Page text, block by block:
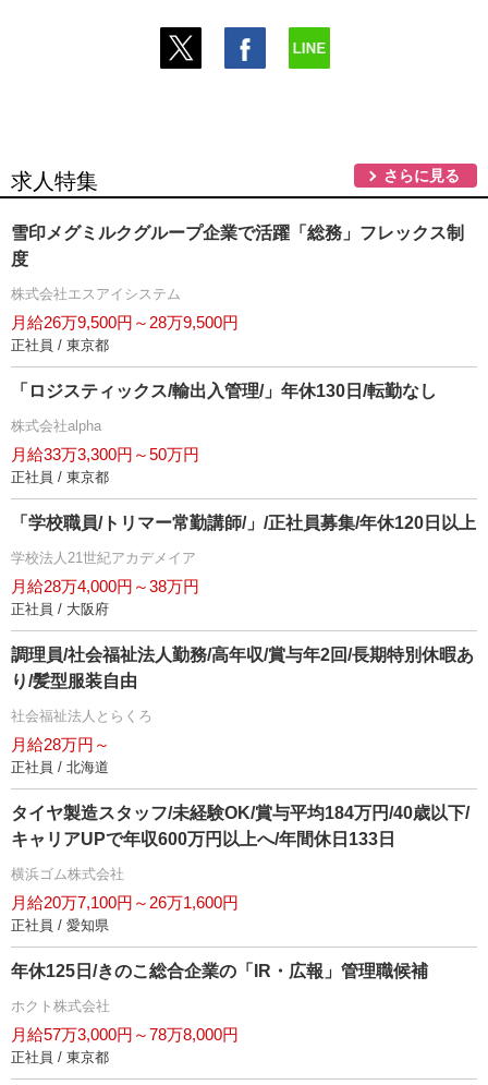
求人特集 さらに見る
雪印メグミルクグループ企業で活躍「総務」フレックス制
度
株式会社エスアイシステム
月給26万9,500円～28万9,500円
正社員 / 東京都
「ロジスティックス/輸出入管理/」年休130日/転勤なし
株式会社alpha
月給33万3,300円～50万円
正社員 / 東京都
「学校職員/トリマー常勤講師/」/正社員募集/年休120日以上
学校法人21世紀アカデメイア
月給28万4,000円～38万円
正社員 / 大阪府
調理員/社会福祉法人勤務/高年収/賞与年2回/長期特別休暇あ
り/髪型服装自由
社会福祉法人とらくろ
月給28万円～
正社員 / 北海道
タイヤ製造スタッフ/未経験OK/賞与平均184万円/40歳以下/
キャリアUPで年収600万円以上へ/年間休日133日
横浜ゴム株式会社
月給20万7,100円～26万1,600円
正社員 / 愛知県
年休125日/きのこ総合企業の「IR・広報」管理職候補
ホクト株式会社
月給57万3,000円～78万8,000円
正社員 / 東京都